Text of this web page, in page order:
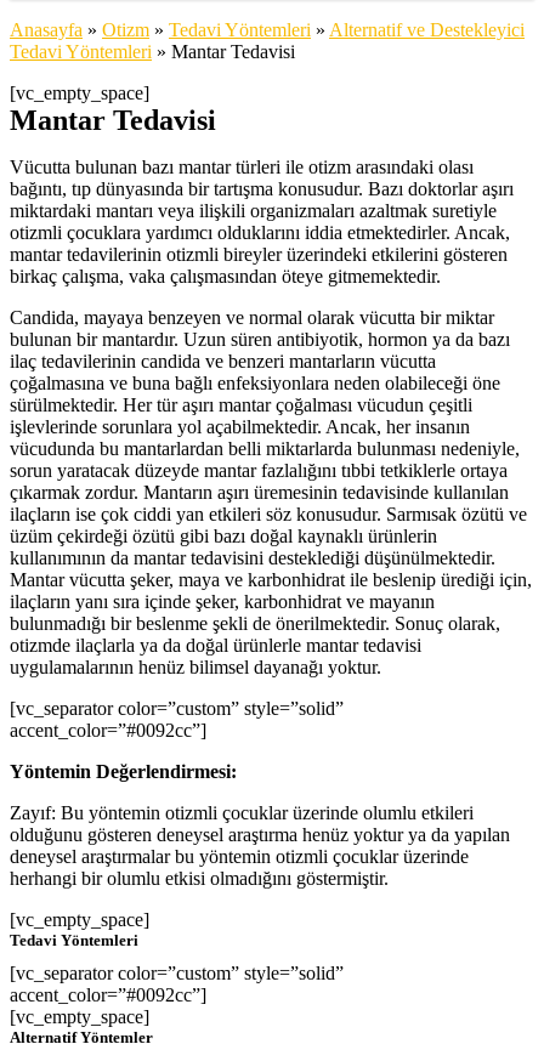
Anasayfa » Otizm » Tedavi Yöntemleri » Alternatif ve Destekleyici
Tedavi Yöntemleri » Mantar Tedavisi
[vc_empty_space]
Mantar Tedavisi
Vücutta bulunan bazı mantar türleri ile otizm arasındaki olası
bağıntı, tıp dünyasında bir tartışma konusudur. Bazı doktorlar aşırı
miktardaki mantarı veya ilişkili organizmaları azaltmak suretiyle
otizmli çocuklara yardımcı olduklarını iddia etmektedirler. Ancak,
mantar tedavilerinin otizmli bireyler üzerindeki etkilerini gösteren
birkaç çalışma, vaka çalışmasından öteye gitmemektedir.
Candida, mayaya benzeyen ve normal olarak vücutta bir miktar
bulunan bir mantardır. Uzun süren antibiyotik, hormon ya da bazı
ilaç tedavilerinin candida ve benzeri mantarların vücutta
çoğalmasına ve buna bağlı enfeksiyonlara neden olabileceği öne
sürülmektedir. Her tür aşırı mantar çoğalması vücudun çeşitli
işlevlerinde sorunlara yol açabilmektedir. Ancak, her insanın
vücudunda bu mantarlardan belli miktarlarda bulunması nedeniyle,
sorun yaratacak düzeyde mantar fazlalığını tıbbi tetkiklerle ortaya
çıkarmak zordur. Mantarın aşırı üremesinin tedavisinde kullanılan
ilaçların ise çok ciddi yan etkileri söz konusudur. Sarmısak özütü ve
üzüm çekirdeği özütü gibi bazı doğal kaynaklı ürünlerin
kullanımının da mantar tedavisini desteklediği düşünülmektedir.
Mantar vücutta şeker, maya ve karbonhidrat ile beslenip ürediği için,
ilaçların yanı sıra içinde şeker, karbonhidrat ve mayanın
bulunmadığı bir beslenme şekli de önerilmektedir. Sonuç olarak,
otizmde ilaçlarla ya da doğal ürünlerle mantar tedavisi
uygulamalarının henüz bilimsel dayanağı yoktur.
[vc_separator color=”custom” style=”solid”
accent_color=”#0092cc”]
Yöntemin Değerlendirmesi:
Zayıf: Bu yöntemin otizmli çocuklar üzerinde olumlu etkileri
olduğunu gösteren deneysel araştırma henüz yoktur ya da yapılan
deneysel araştırmalar bu yöntemin otizmli çocuklar üzerinde
herhangi bir olumlu etkisi olmadığını göstermiştir.
[vc_empty_space]
Tedavi Yöntemleri
[vc_separator color=”custom” style=”solid”
accent_color=”#0092cc”]
[vc_empty_space]
Alternatif Yöntemler